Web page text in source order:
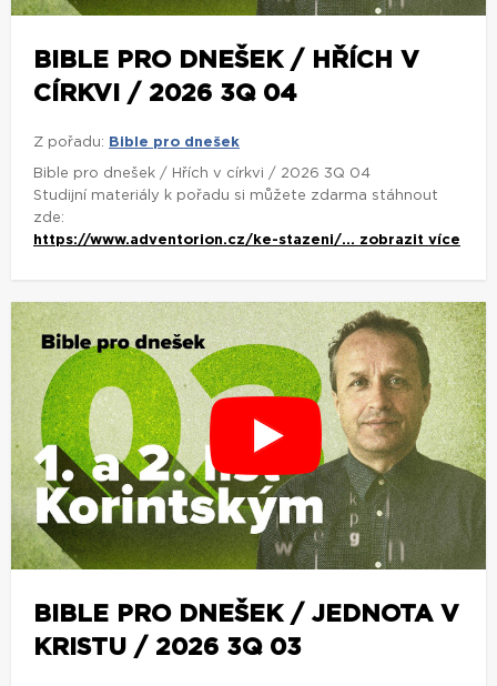
BIBLE PRO DNEŠEK / HŘÍCH V
CÍRKVI / 2026 3Q 04
Z pořadu: Bible pro dnešek
Bible pro dnešek / Hřích v církvi / 2026 3Q 04
Studijní materiály k pořadu si můžete zdarma stáhnout
zde:
https://www.adventorion.cz/ke-stazeni/... zobrazit více
BIBLE PRO DNEŠEK / JEDNOTA V
KRISTU / 2026 3Q 03